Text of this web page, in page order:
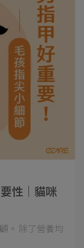
性｜貓咪
。 除了營養均